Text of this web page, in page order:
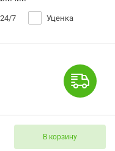
7 Уценка
В корзину